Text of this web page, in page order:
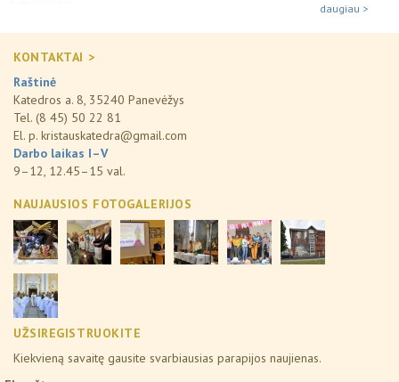
daugiau >
KONTAKTAI >
Raštinė
Katedros a. 8, 35240 Panevėžys
Tel. (8 45) 50 22 81
El. p. kristauskatedra@gmail.com
Darbo laikas I–V
9–12, 12.45–15 val.
NAUJAUSIOS FOTOGALERIJOS
UŽSIREGISTRUOKITE
Kiekvieną savaitę gausite svarbiausias parapijos naujienas.